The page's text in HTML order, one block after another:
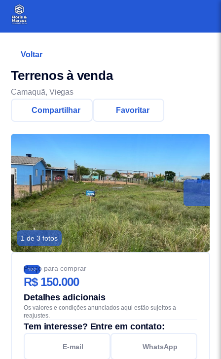
Voltar
Terrenos à venda
Camaquã, Viegas
Compartilhar Favoritar
1 de 3 fotos
102
Preço para comprar
R$ 150.000
Detalhes adicionais
Os valores e condições anunciados aqui estão sujeitos a
reajustes.
Tem interesse? Entre em contato:
E-mail WhatsApp